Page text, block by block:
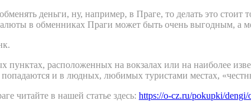
деньги, ну, например, в Праге, то делать это
в обменниках Праги может быть очень выгодным, а
пунктах, расположенных на вокзалах или на наиболее
и в людных, любимых туристами местах,
читайте в нашей статье здесь: https://o-cz.ru/pokupki/